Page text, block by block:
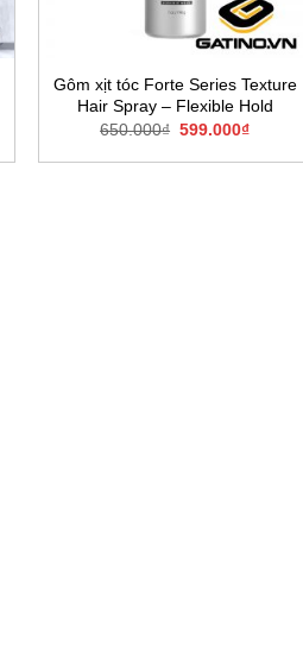
Gôm xịt tóc Forte Series Texture
Hair Spray – Flexible Hold
650.000₫ Giá
là:
599.000₫Giá
tại